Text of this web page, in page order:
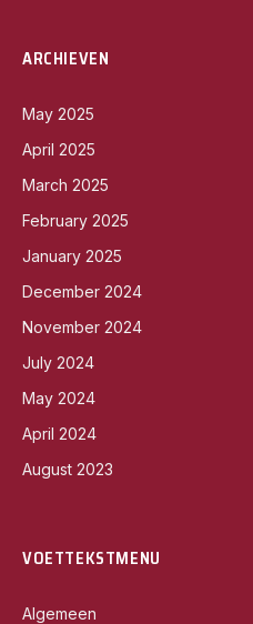
ARCHIEVEN
May 2025
April 2025
March 2025
February 2025
January 2025
December 2024
November 2024
July 2024
May 2024
April 2024
August 2023
VOETTEKSTMENU
Algemeen